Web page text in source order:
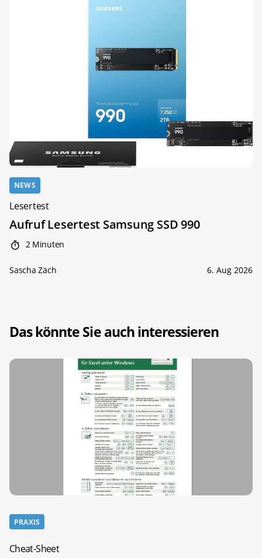
NEWS
Lesertest
Aufruf Lesertest Samsung SSD 990
2 Minuten
Sascha Zäch 6. Aug 2026
Das könnte Sie auch interessieren
PRAXIS
Cheat-Sheet